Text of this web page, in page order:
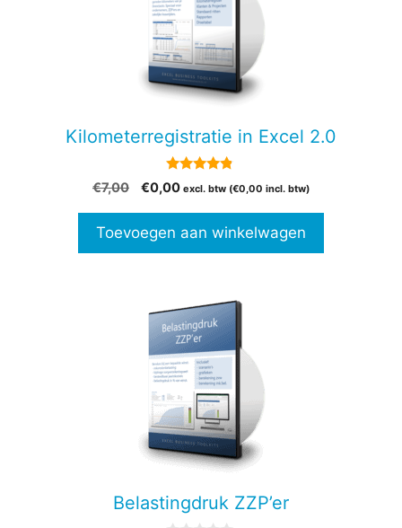
Kilometerregistratie in Excel 2.0
van 5
€7,00
Oorspronkelijke
€7,00.
€0,00Huidige
€0,00.
excl. btw (€0,00 incl. btw)
Toevoegen aan winkelwagen
Belastingdruk ZZP’er